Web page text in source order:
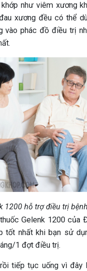
như viêm xương
xương đều có thể
vào phác đồ điều trị
1200 hỗ trợ điều trị
Gelenk 1200 của
tốt nhất khi bạn sử
1 đợt điều trị.
tiếp tục uống vì đây